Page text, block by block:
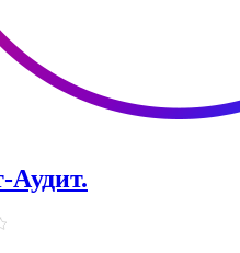
Аудит.